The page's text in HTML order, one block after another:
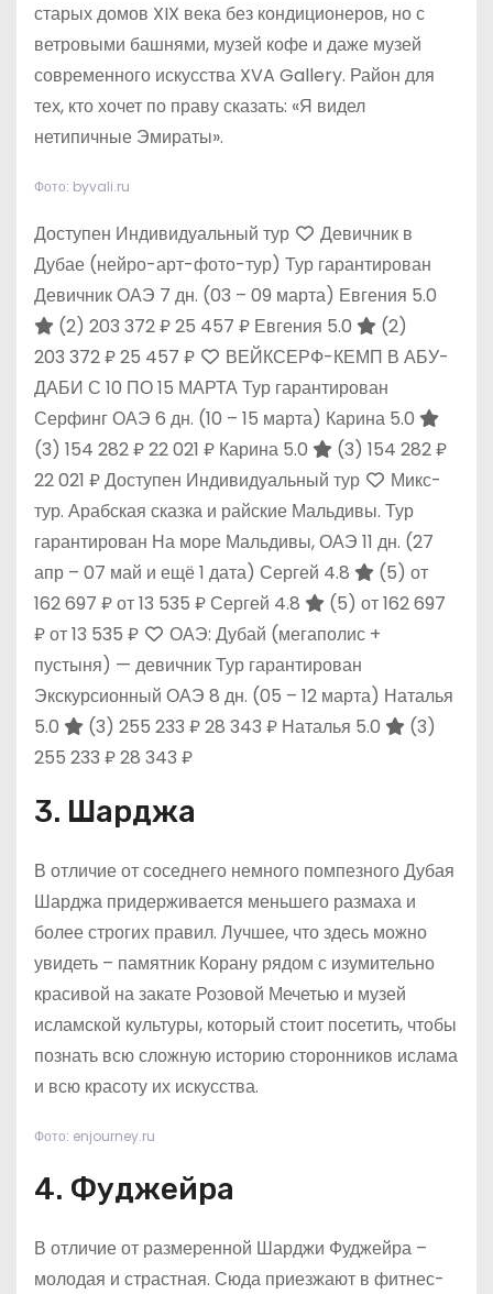
старых домов XIX века без кондиционеров, но с
ветровыми башнями, музей кофе и даже музей
современного искусства XVA Gallery. Район для
тех, кто хочет по праву сказать: «Я видел
нетипичные Эмираты».
Фото: byvali.ru
Доступен Индивидуальный тур
Девичник в
Дубае (нейро-арт-фото-тур) Тур гарантирован
Девичник ОАЭ 7 дн. (03 – 09 марта) Евгения 5.0
(2) 203 372 ₽25 457 ₽ Евгения 5.0
(2)
203 372 ₽25 457 ₽
ВЕЙКСЕРФ-КЕМП В АБУ-
ДАБИ С 10 ПО 15 МАРТА Тур гарантирован
Серфинг ОАЭ 6 дн. (10 – 15 марта) Карина 5.0
(3) 154 282 ₽22 021 ₽ Карина 5.0 (3) 154 282 ₽
22 021 ₽Доступен Индивидуальный тур
Микс-
тур. Арабская сказка и райские Мальдивы. Тур
гарантирован На море Мальдивы, ОАЭ 11 дн. (27
апр – 07 май и ещё 1 дата) Сергей 4.8 (5) от
162 697 ₽от 13 535 ₽Сергей 4.8 (5) от 162 697
₽от 13 535 ₽
ОАЭ: Дубай (мегаполис +
пустыня) — девичник Тур гарантирован
Экскурсионный ОАЭ 8 дн. (05 – 12 марта) Наталья
5.0
(3) 255 233 ₽28 343 ₽ Наталья 5.0
(3)
255 233 ₽28 343 ₽
3. Шарджа
В отличие от соседнего немного помпезного Дубая
Шарджа придерживается меньшего размаха и
более строгих правил. Лучшее, что здесь можно
увидеть – памятник Корану рядом с изумительно
красивой на закате Розовой Мечетью и музей
исламской культуры, который стоит посетить, чтобы
познать всю сложную историю сторонников ислама
и всю красоту их искусства.
Фото: enjourney.ru
4. Фуджейра
В отличие от размеренной Шарджи Фуджейра –
молодая и страстная. Сюда приезжают в фитнес-